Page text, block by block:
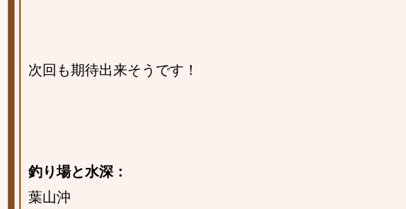
次回も期待出来そうです！
釣り場と水深：
葉山沖